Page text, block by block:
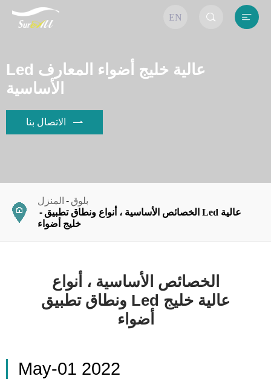
EN  
Led عالية خليج أضواء المعارف
الأساسية
الاتصال بنا 
المنزل
بلوق
الخصائص الأساسية ، أنواع ونطاق تطبيق Led عالية
خليج أضواء
الخصائص الأساسية ، أنواع
ونطاق تطبيق Led عالية خليج
أضواء
May-01 2022